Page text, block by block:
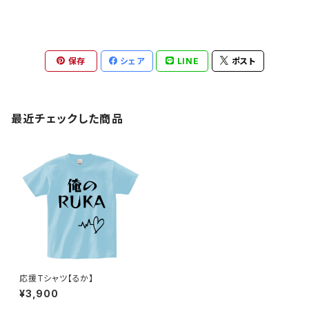
保存 シェア LINE ポスト
最近チェックした商品
応援Tシャツ【るか】
¥3,900